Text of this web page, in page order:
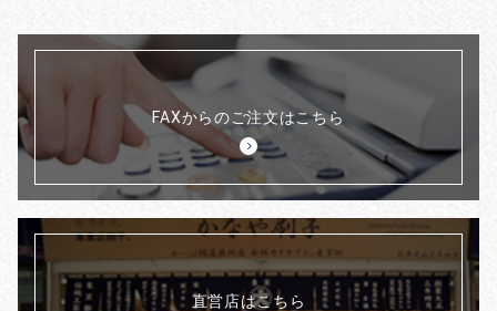
FAXからのご注文はこちら
直営店はこちら